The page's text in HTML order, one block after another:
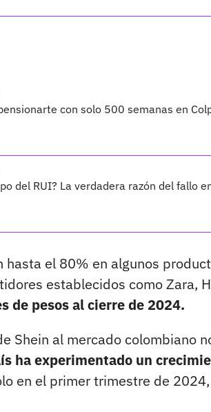
con solo 500 semanas en
del RUI? La verdadera razón del fallo
hasta el 80% en algunos
establecidos como Zara,
de pesos al cierre de 2024.
Shein al mercado colombiano
ha experimentado un
en el primer trimestre de 2024,